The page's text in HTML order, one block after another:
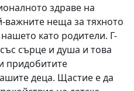
здраве на
важните неща за тяхното
като родители. Г-
сърце и душа и това
придобитите
деца. Щастие е да